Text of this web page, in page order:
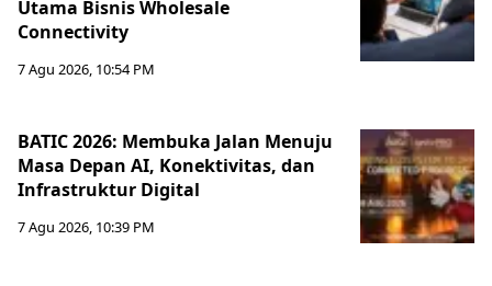
Utama Bisnis Wholesale
Connectivity
7 Agu 2026, 10:54 PM
BATIC 2026: Membuka Jalan Menuju
Masa Depan AI, Konektivitas, dan
Infrastruktur Digital
7 Agu 2026, 10:39 PM